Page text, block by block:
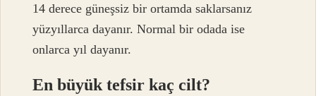
14 derece güneşsiz bir ortamda saklarsanız
yüzyıllarca dayanır. Normal bir odada ise
onlarca yıl dayanır.
En büyük tefsir kaç cilt?